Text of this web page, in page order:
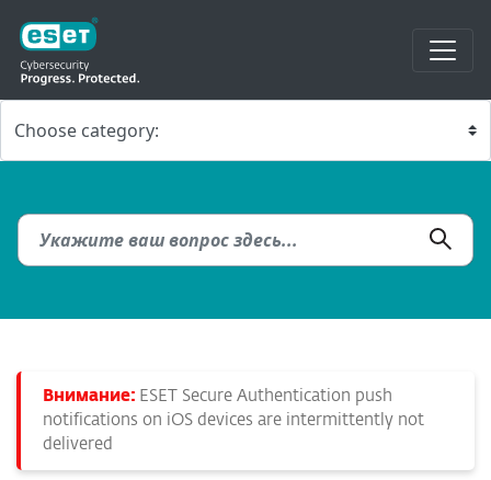
Внимание: ESET Secure Authentication push
notifications on iOS devices are intermittently not
delivered